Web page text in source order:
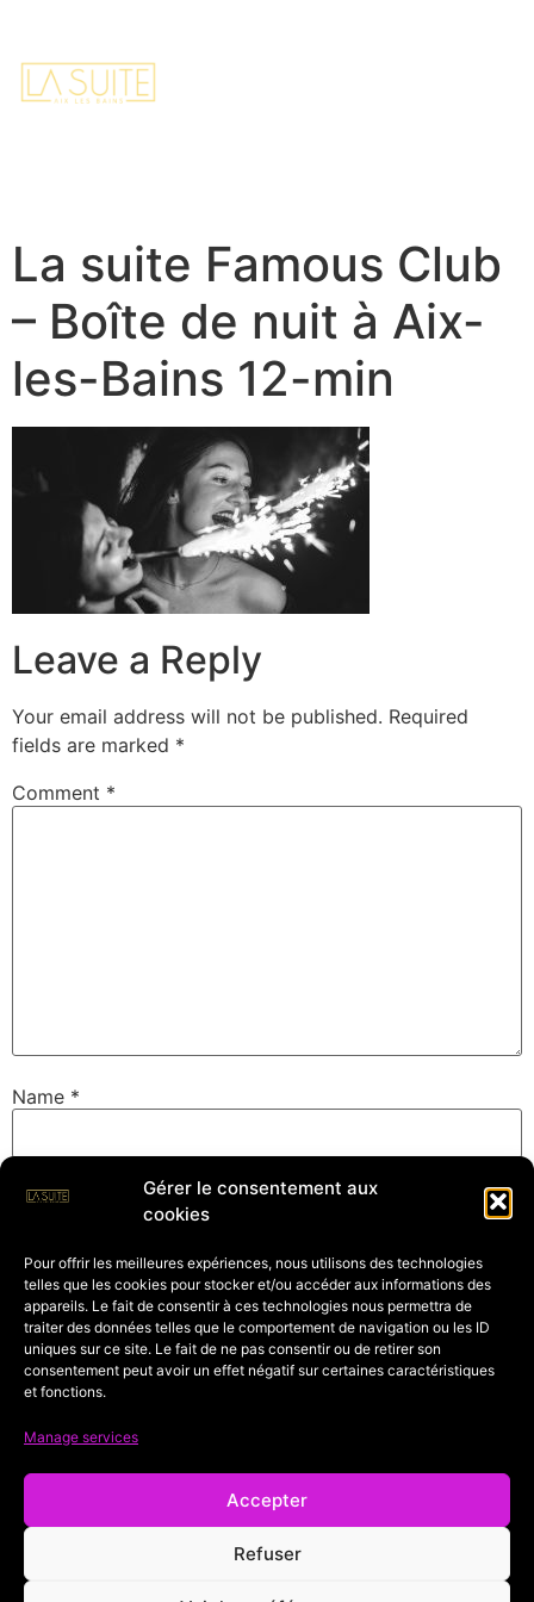
Gérer le consentement aux
cookies
Pour offrir les meilleures expériences, nous utilisons des technologies
telles que les cookies pour stocker et/ou accéder aux informations des
appareils. Le fait de consentir à ces technologies nous permettra de
traiter des données telles que le comportement de navigation ou les ID
uniques sur ce site. Le fait de ne pas consentir ou de retirer son
consentement peut avoir un effet négatif sur certaines caractéristiques
et fonctions.
Manage services
Accepter
Refuser
La suite Famous Club
– Boîte de nuit à Aix-
les-Bains 12-min
Leave a Reply
Your email address will not be published. Required
fields are marked *
Comment *
Name *
Email*
Website
Save my name, email, and website in this browser for